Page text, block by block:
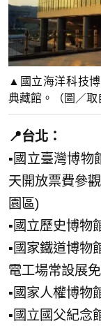
▲國立海洋科技
典藏館。（圖／取
📍台北：
▪️國立臺灣博物
天開放票費參
園區)
▪️國立歷史博物
▪️國家鐵道博物
電工場常設展
▪️國家人權博物
▪️國立國父紀念